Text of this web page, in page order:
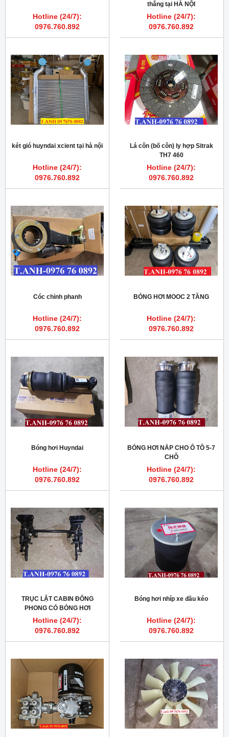
Hotline (24/7):
0976.760.892
thắng tại HÀ NỘI
Hotline (24/7):
0976.760.892
két gió huyndai xcient tại hà nội
Hotline (24/7):
0976.760.892
Lá côn (bố côn) ly hợp Sitrak
TH7 460
Hotline (24/7):
0976.760.892
Cóc chỉnh phanh
Hotline (24/7):
0976.760.892
BÓNG HƠI MOOC 2 TẦNG
Hotline (24/7):
0976.760.892
Bóng hơi Huyndai
Hotline (24/7):
0976.760.892
BÓNG HƠI NẮP CHO Ô TÔ 5-7
CHỖ
Hotline (24/7):
0976.760.892
TRỤC LẬT CABIN ĐÔNG
PHONG CÓ BÓNG HƠI
Hotline (24/7):
0976.760.892
Bóng hơi nhíp xe đầu kéo
Hotline (24/7):
0976.760.892